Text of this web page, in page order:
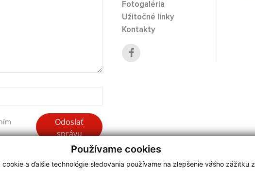
Používame cookies
cookie a ďalšie technológie sledovania používame na zlepšenie vášho zážitku z
Odoslať
správu
Fotogaléria
Užitočné linky
Kontakty